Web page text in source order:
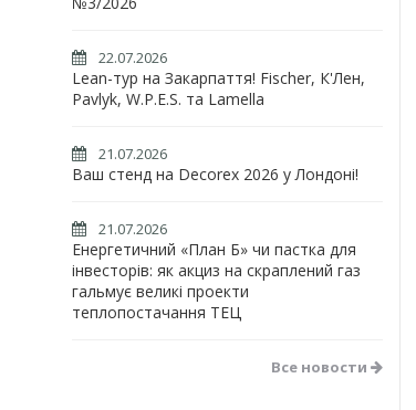
22.07.2026
Lean-тур на Закарпаття! Fischer, К'Лен,
Pavlyk, W.P.E.S. та Lamella
21.07.2026
Ваш стенд на Decorex 2026 у Лондоні!
21.07.2026
Енергетичний «План Б» чи пастка для
інвесторів: як акциз на скраплений газ
гальмує великі проекти
теплопостачання ТЕЦ
Все новости